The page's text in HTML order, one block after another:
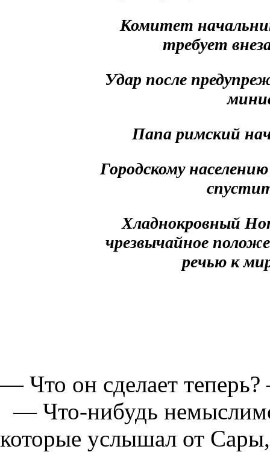
Комитет
требует
Удар после
Папа римский
Городскому
Хладнокровный
чрезвычайное
речью к
— Что он сделает
— Что-нибудь
которые услышал от